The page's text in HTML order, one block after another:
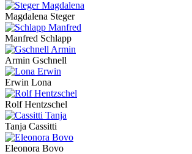
Magdalena Steger
Manfred Schlapp
Armin Gschnell
Erwin Lona
Rolf Hentzschel
Tanja Cassitti
Eleonora Bovo